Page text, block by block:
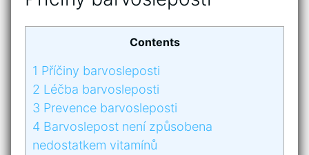
Contents
1 Příčiny barvosleposti
2 Léčba barvosleposti
3 Prevence barvosleposti
4 Barvoslepost není způsobena
nedostatkem vitamínů